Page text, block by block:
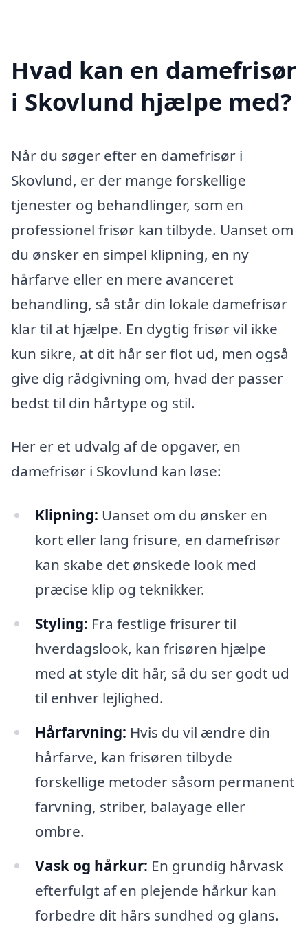
Hvad kan en damefrisør
i Skovlund hjælpe med?
Når du søger efter en damefrisør i
Skovlund, er der mange forskellige
tjenester og behandlinger, som en
professionel frisør kan tilbyde. Uanset om
du ønsker en simpel klipning, en ny
hårfarve eller en mere avanceret
behandling, så står din lokale damefrisør
klar til at hjælpe. En dygtig frisør vil ikke
kun sikre, at dit hår ser flot ud, men også
give dig rådgivning om, hvad der passer
bedst til din hårtype og stil.
Her er et udvalg af de opgaver, en
damefrisør i Skovlund kan løse:
Klipning: Uanset om du ønsker en
kort eller lang frisure, en damefrisør
kan skabe det ønskede look med
præcise klip og teknikker.
Styling: Fra festlige frisurer til
hverdagslook, kan frisøren hjælpe
med at style dit hår, så du ser godt ud
til enhver lejlighed.
Hårfarvning: Hvis du vil ændre din
hårfarve, kan frisøren tilbyde
forskellige metoder såsom permanent
farvning, striber, balayage eller
ombre.
Vask og hårkur: En grundig hårvask
efterfulgt af en plejende hårkur kan
forbedre dit hårs sundhed og glans.